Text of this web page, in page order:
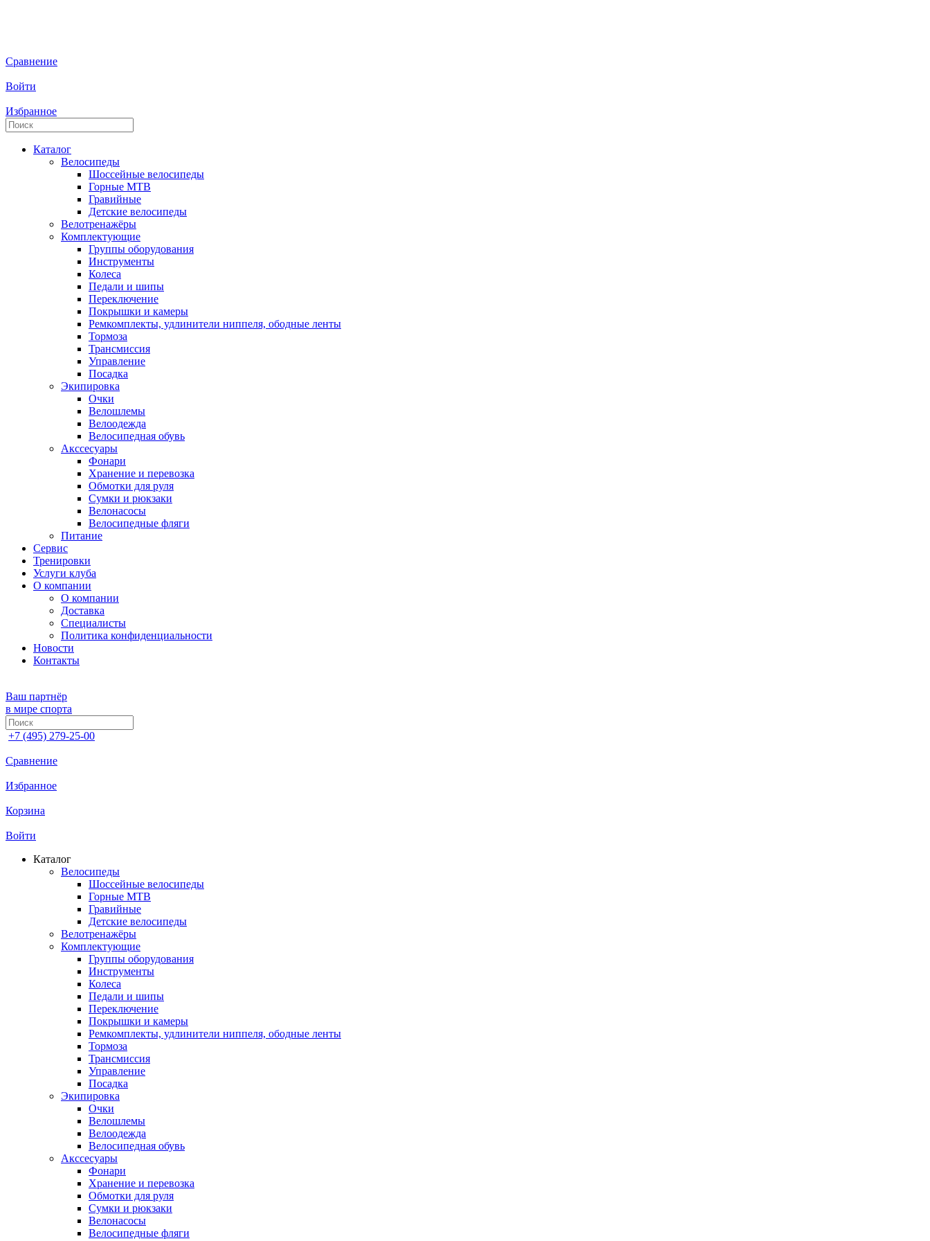
Сравнение
Войти
Избранное
Каталог
Велосипеды
Шоссейные велосипеды
Горные МTB
Гравийные
Детские велосипеды
Велотренажёры
Комплектующие
Группы оборудования
Инструменты
Колеса
Педали и шипы
Переключение
Покрышки и камеры
Ремкомплекты, удлинители ниппеля, ободные ленты
Тормоза
Трансмиссия
Управление
Посадка
Экипировка
Очки
Велошлемы
Велоодежда
Велосипедная обувь
Акссесуары
Фонари
Хранение и перевозка
Обмотки для руля
Сумки и рюкзаки
Велонасосы
Велосипедные фляги
Питание
Сервис
Тренировки
Услуги клуба
О компании
О компании
Доставка
Специалисты
Политика конфиденциальности
Новости
Контакты
Ваш партнёр
в мире спорта
+7 (495) 279-25-00
Сравнение
Избранное
Корзина
Войти
Каталог
Велосипеды
Шоссейные велосипеды
Горные МTB
Гравийные
Детские велосипеды
Велотренажёры
Комплектующие
Группы оборудования
Инструменты
Колеса
Педали и шипы
Переключение
Покрышки и камеры
Ремкомплекты, удлинители ниппеля, ободные ленты
Тормоза
Трансмиссия
Управление
Посадка
Экипировка
Очки
Велошлемы
Велоодежда
Велосипедная обувь
Акссесуары
Фонари
Хранение и перевозка
Обмотки для руля
Сумки и рюкзаки
Велонасосы
Велосипедные фляги